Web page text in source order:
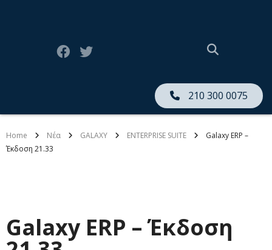
210 300 0075
Home Νέα GALAXY ENTERPRISE SUITE
Galaxy ERP –
Έκδοση 21.33
Galaxy ERP – Έκδοση